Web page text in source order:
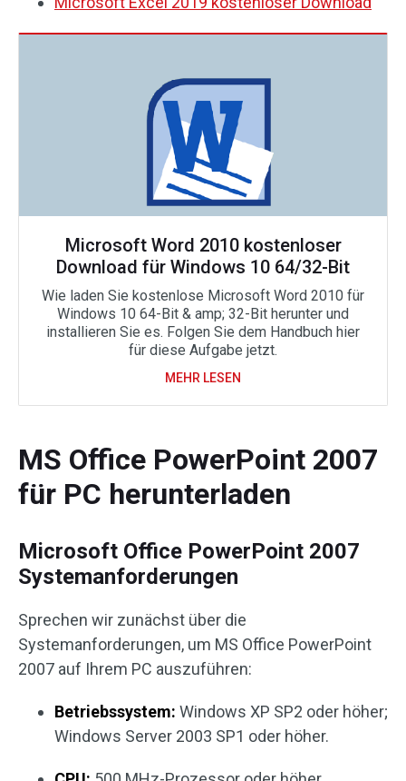
Microsoft Word 2010 kostenloser
Download für Windows 10 64/32-Bit
Wie laden Sie kostenlose Microsoft Word 2010 für
Windows 10 64-Bit & amp; 32-Bit herunter und
installieren Sie es. Folgen Sie dem Handbuch hier
für diese Aufgabe jetzt.
MEHR LESEN
MS Office PowerPoint 2007
für PC herunterladen
Microsoft Office PowerPoint 2007
Systemanforderungen
Sprechen wir zunächst über die
Systemanforderungen, um MS Office PowerPoint
2007 auf Ihrem PC auszuführen:
Betriebssystem: Windows XP SP2 oder höher;
Windows Server 2003 SP1 oder höher.